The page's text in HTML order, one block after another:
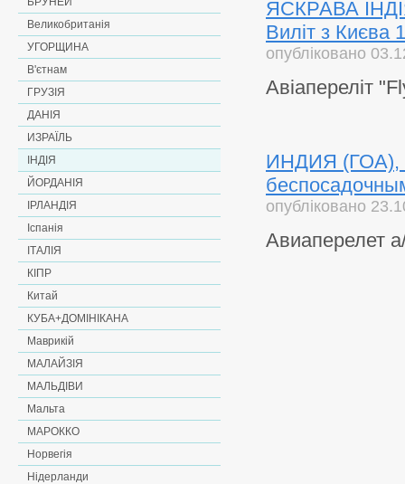
Великобританія
УГОРЩИНА
В'єтнам
ГРУЗІЯ
ДАНІЯ
ИЗРАЇЛЬ
ІНДІЯ
ЙОРДАНІЯ
ІРЛАНДІЯ
Іспанія
ІТАЛІЯ
КІПР
Китай
КУБА+ДОМІНІКАНА
Маврикій
МАЛАЙЗІЯ
МАЛЬДІВИ
Мальта
МАРОККО
Норвегія
Нідерланди
ЯСКРАВА
Виліт з Києва
опубліковано
Авіапереліт
ИНДИЯ (ГОА),
опубліковано
Авиаперелет